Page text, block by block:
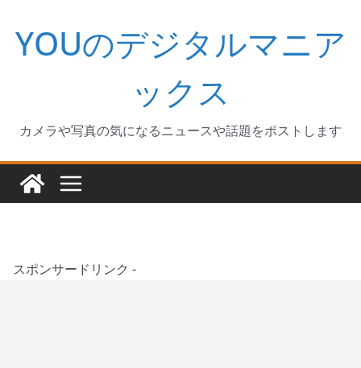
キ
YOUのデジタルマニア
ックス
カメラや写真の気になるニュースや話題をポストします
スポンサードリンク -